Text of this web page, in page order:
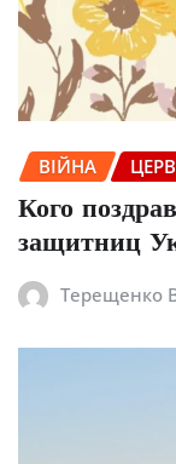
ВІЙНА
Кого
защитниц
Терещенко